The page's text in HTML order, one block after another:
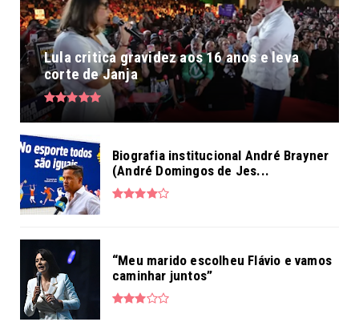
Lula critica gravidez aos 16 anos e leva
corte de Janja
Biografia institucional André Brayner
(André Domingos de Jes...
“Meu marido escolheu Flávio e vamos
caminhar juntos”